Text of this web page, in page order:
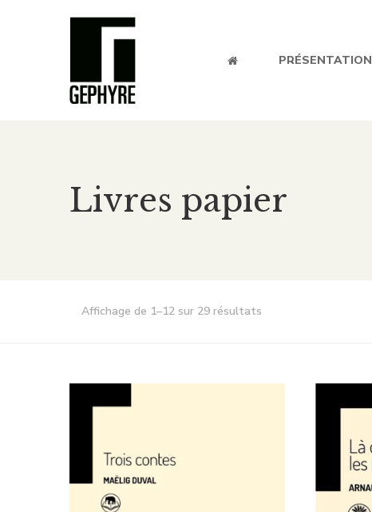
PRÉSENTATION
Livres papier
Affichage de 1–12 sur 29 résultats